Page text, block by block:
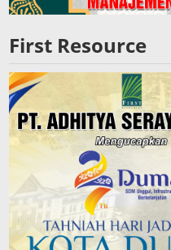
First Resource